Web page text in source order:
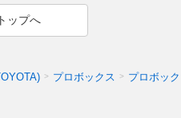
ップへ
プロボックス プロボッ